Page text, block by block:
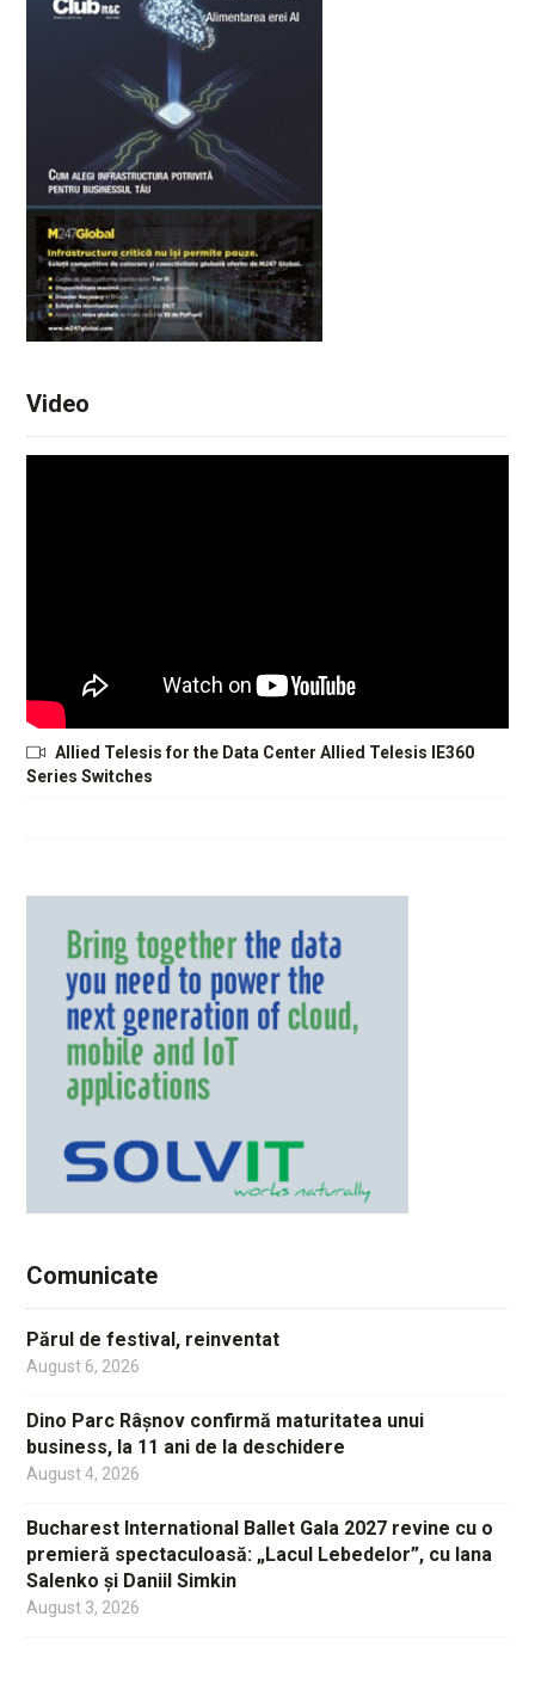
Video
Allied Telesis for the Data Center Allied Telesis IE360
Series Switches
Comunicate
Părul de festival, reinventat
August 6, 2026
Dino Parc Râșnov confirmă maturitatea unui
business, la 11 ani de la deschidere
August 4, 2026
Bucharest International Ballet Gala 2027 revine cu o
premieră spectaculoasă: „Lacul Lebedelor”, cu Iana
Salenko și Daniil Simkin
August 3, 2026